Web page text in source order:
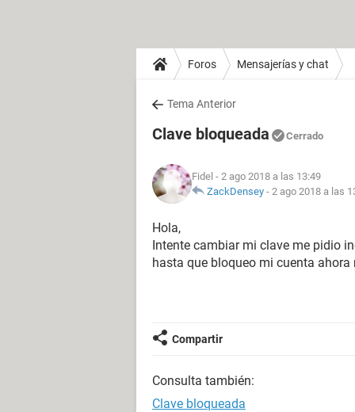
Foros Mensajerías y chat
Tema Anterior
Clave bloqueada Cerrado
Fidel - 2 ago 2018 a las 13:49
ZackDensey - 2 ago 2018 a las
Hola,
Intente cambiar mi clave me pidio
hasta que bloqueo mi cuenta
Compartir
Consulta también:
Clave bloqueada